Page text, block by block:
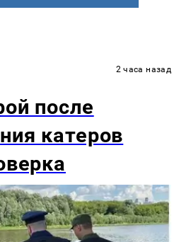
2 часа назад
после
катеров